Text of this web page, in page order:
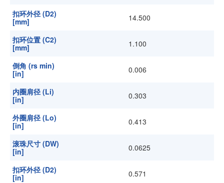
扣环外径 (D2)
[mm]
14.500
扣环位置 (C2)
[mm]
1.100
倒角 (rs min)
[in]
0.006
内圈肩径 (Li)
[in]
0.303
外圈肩径 (Lo)
[in]
0.413
滚珠尺寸 (DW)
[in]
0.0625
扣环外径 (D2)
[in]
0.571